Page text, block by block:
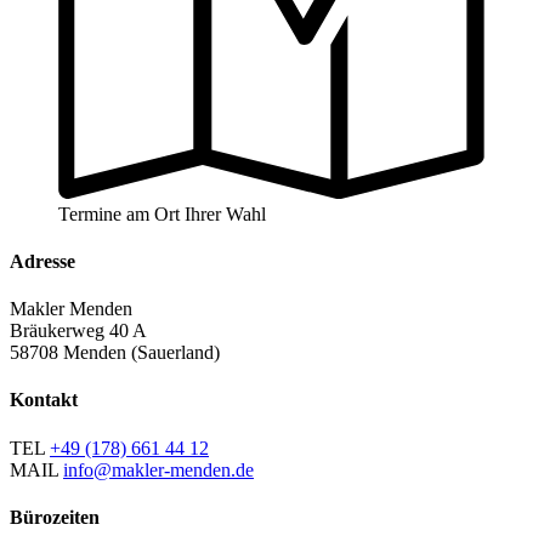
Termine am Ort Ihrer Wahl
Adresse
Makler Menden
Bräukerweg 40 A
58708 Menden (Sauerland)
Kontakt
TEL +49 (178) 661 44 12
MAIL info@makler-menden.de
Bürozeiten